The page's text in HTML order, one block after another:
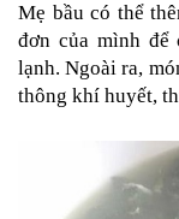
Mẹ bầu có thể
đơn của mình
lạnh. Ngoài ra,
thông khí huyết,